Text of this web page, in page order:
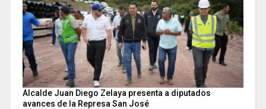
Alcalde Juan Diego Zelaya presenta a diputados
avances de la Represa San José